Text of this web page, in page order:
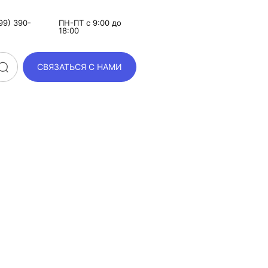
390-
ПН-ПТ с 9:00 до
18:00
СВЯЗАТЬСЯ С НАМИ